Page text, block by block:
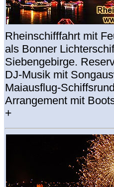
Rheinschifffahrt mit
als Bonner
Siebengebirge.
DJ-Musik mit
Maiausflug-
Arrangement mit
+